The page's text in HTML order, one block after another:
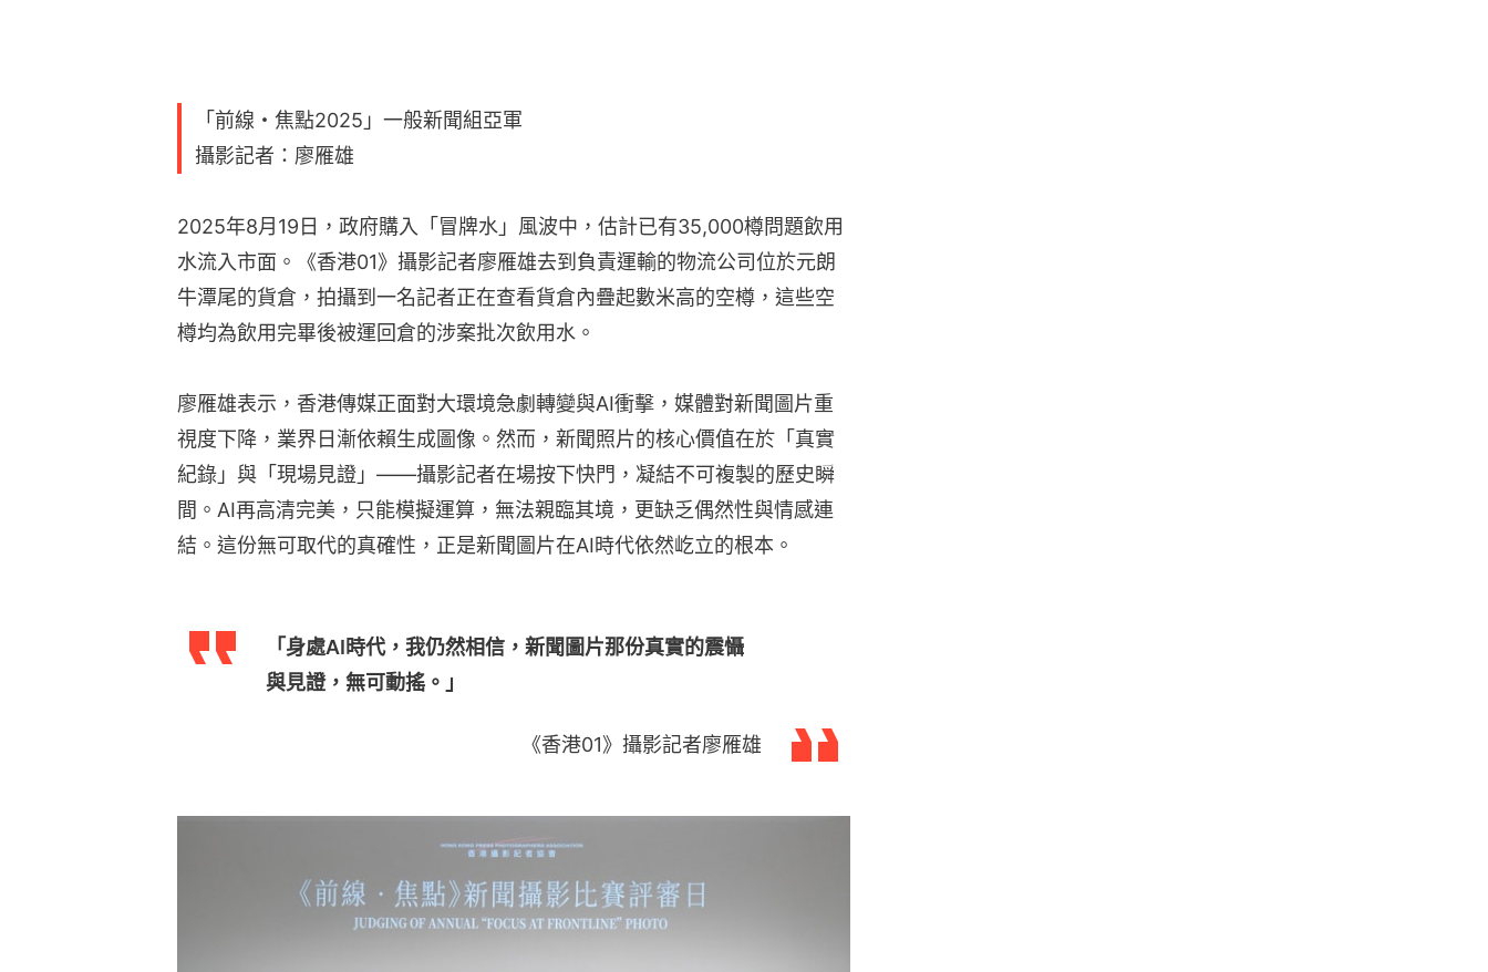
「前線・焦點2025」一般新聞組亞軍
攝影記者：廖雁雄
2025年8月19日，政府購入「冒牌水」風波中，估計已有35,000樽問題飲用
水流入市面。《香港01》攝影記者廖雁雄去到負責運輸的物流公司位於元朗
牛潭尾的貨倉，拍攝到一名記者正在查看貨倉內疊起數米高的空樽，這些空
樽均為飲用完畢後被運回倉的涉案批次飲用水。
廖雁雄表示，香港傳媒正面對大環境急劇轉變與AI衝擊，媒體對新聞圖片重
視度下降，業界日漸依賴生成圖像。然而，新聞照片的核心價值在於「真實
紀錄」與「現場見證」——攝影記者在場按下快門，凝結不可複製的歷史瞬
間。AI再高清完美，只能模擬運算，無法親臨其境，更缺乏偶然性與情感連
結。這份無可取代的真確性，正是新聞圖片在AI時代依然屹立的根本。
「身處AI時代，我仍然相信，新聞圖片那份真實的震懾
與見證，無可動搖。」
《香港01》攝影記者廖雁雄